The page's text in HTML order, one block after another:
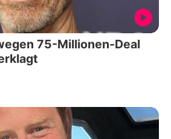
75-Millionen-Deal